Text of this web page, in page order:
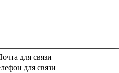
для связи
для связи